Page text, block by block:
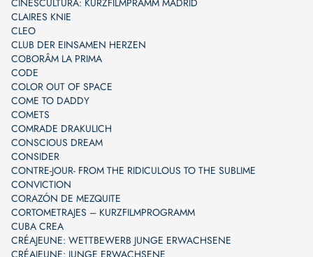
CINESCULTURA: KURZFILMPRAMM MADRID
CLAIRES KNIE
CLEO
CLUB DER EINSAMEN HERZEN
COBORÂM LA PRIMA
CODE
COLOR OUT OF SPACE
COME TO DADDY
COMETS
COMRADE DRAKULICH
CONSCIOUS DREAM
CONSIDER
CONTRE-JOUR- FROM THE RIDICULOUS TO THE SUBLIME
CONVICTION
CORAZÓN DE MEZQUITE
CORTOMETRAJES – KURZFILMPROGRAMM
CUBA CREA
CRÉAJEUNE: WETTBEWERB JUNGE ERWACHSENE
CRÉAJEUNE: JUNGE ERWACHSENE